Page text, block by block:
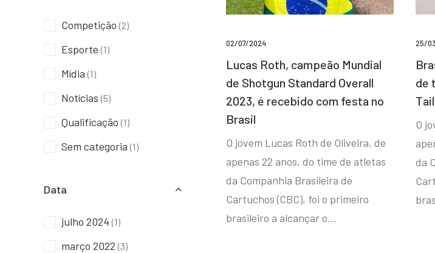
Competição (2)
Esporte (1)
Mídia (1)
Notícias (5)
Qualificação (1)
Sem categoria (1)
Data
julho 2024 (1)
março 2022 (3)
02/07/2024
Lucas Roth, campeão Mundial
de Shotgun Standard Overall
2023, é recebido com festa no
Brasil
O jovem Lucas Roth de Oliveira, de
apenas 22 anos, do time de atletas
da Companhia Brasileira de
Cartuchos (CBC), foi o primeiro
brasileiro a alcançar o…
25/
de
O
da